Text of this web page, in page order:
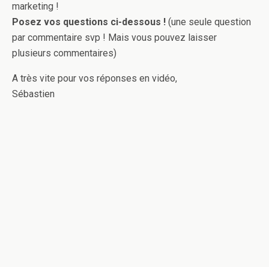
marketing !
Posez vos questions ci-dessous ! (une seule question
par commentaire svp ! Mais vous pouvez laisser
plusieurs commentaires)
A très vite pour vos réponses en vidéo,
Sébastien